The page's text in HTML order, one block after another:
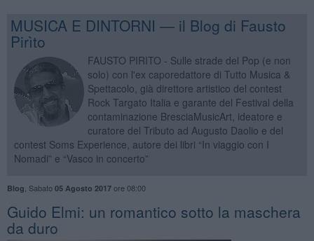
MUSICA E DINTORNI — il Blog di Fausto
Pirìto
FAUSTO PIRITO - Sulle strade del Pop (e non
solo) con l'ex caporedattore di Tutto Musica &
Spettacolo, già direttore artistico del contest
Rock Targato Italia e garante del Festival della
contaminazione BresciaMusicArt, ideatore e
curatore del Tributo ad Augusto Daolio e del
contest Soms Experience, autore dei libri “In viaggio con I
Nomadi” e “Vasco in concerto”
Blog Sabato 05 Agosto 2017ore 08:00
Guido Elmi: un romantico sotto la maschera
da duro